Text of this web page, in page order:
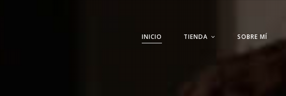
INICIO TIENDA SOBRE MÍ